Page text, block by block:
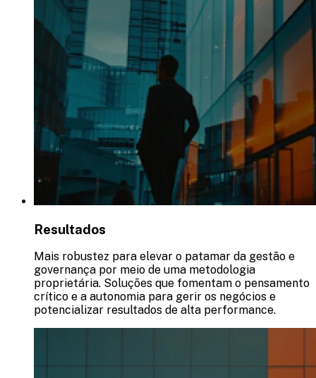
Resultados
Mais robustez para elevar o patamar da gestão e
governança por meio de uma metodologia
proprietária. Soluções que fomentam o pensamento
crítico e a autonomia para gerir os negócios e
potencializar resultados de alta performance.